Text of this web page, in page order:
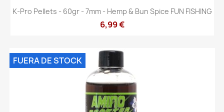
K-Pro Pellets - 60gr - 7mm - Hemp & Bun Spice FUN FISHING
6,99 €
FUERA DE STOCK